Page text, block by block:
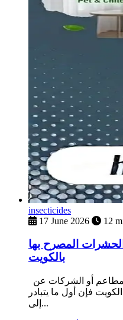
insecticides
17 June 2026
12
المصرح بها
بالكويت
فإن أول ما يتبادر
إلى...